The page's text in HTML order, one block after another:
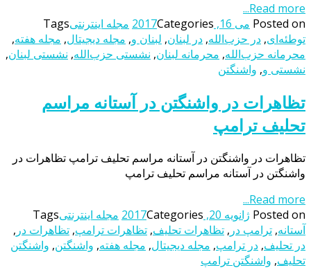
Read more...
Posted on می 16, 2017 Categories مجله اینترنتیTags
توطئه‌ای, در حزب‌الله, در لبنان, لبنان و, مجله دیجیتال, مجله هفته,
محرمانه حزب‌الله, محرمانه لبنان, نشستی حزب‌الله, نشستی لبنان,
نشستی و, واشنگتن
تظاهرات در واشنگتن در آستانه مراسم
تحلیف ترامپ
تظاهرات در واشنگتن در آستانه مراسم تحلیف ترامپ تظاهرات در
واشنگتن در آستانه مراسم تحلیف ترامپ
Read more...
Posted on ژانویه 20, 2017 Categories مجله اینترنتیTags
آستانه, ترامپ در , تظاهرات تحلیف, تظاهرات ترامپ, تظاهرات در ,
در تحلیف, در ترامپ, مجله دیجیتال, مجله هفته, واشنگتن, واشنگتن
تحلیف, واشنگتن ترامپ